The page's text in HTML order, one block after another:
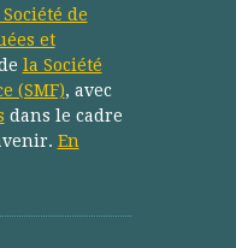
de
et
la Société
(SMF), avec
dans le cadre
En